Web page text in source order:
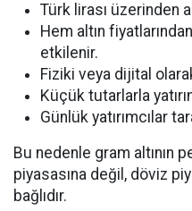
Türk lirası üzerinden
Hem altın
etkilenir.
Fiziki veya dijital
Küçük tutarlarla
Günlük yatırımcılar
Bu nedenle gram altının
piyasasına değil, döviz
bağlıdır.